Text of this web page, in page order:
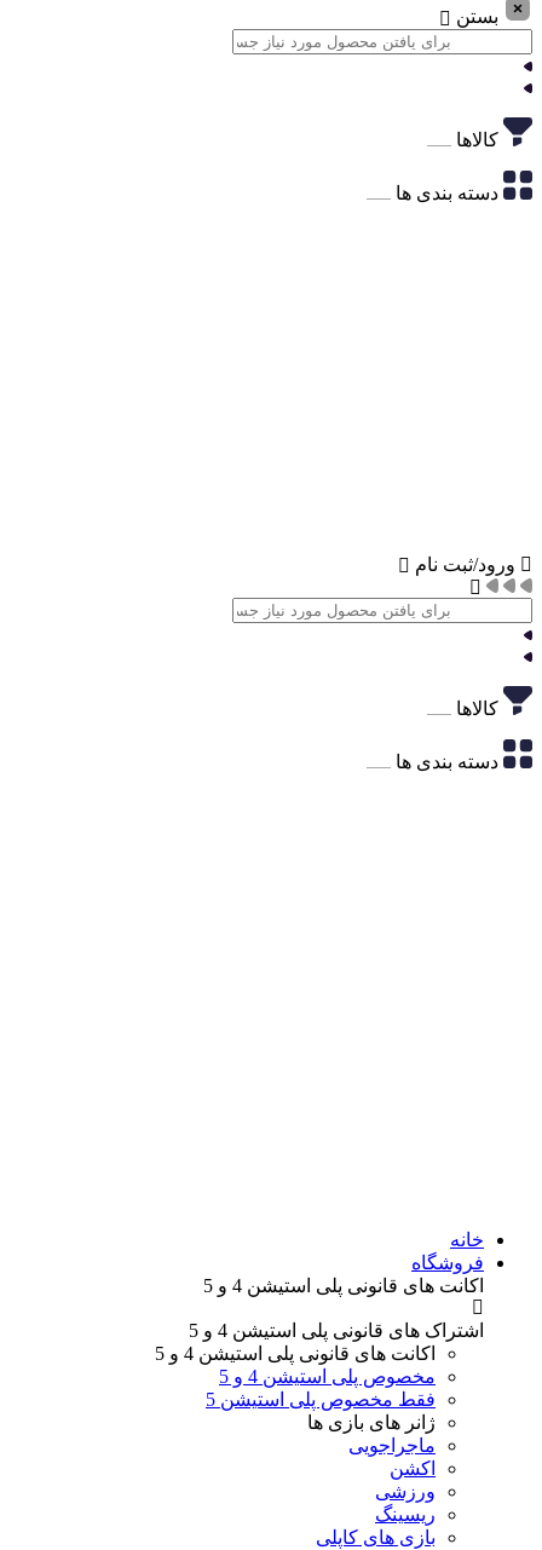
بستن
کالاها
دسته بندی ها
ورود/ثبت نام
کالاها
دسته بندی ها
خانه
فروشگاه
اکانت های قانونی پلی استیشن 4 و 5
اشتراک های قانونی پلی استیشن 4 و 5
اکانت های قانونی پلی استیشن 4 و 5
مخصوص پلی استیشن 4 و 5
فقط مخصوص پلی استیشن 5
ژانر های بازی ها
ماجراجویی
اکشن
ورزشی
ریسینگ
بازی های کاپلی